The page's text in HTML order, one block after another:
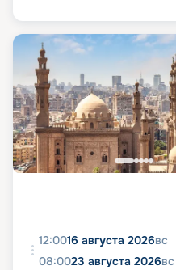
12:0016 августа 2026вс
08:0023 августа 2026вс